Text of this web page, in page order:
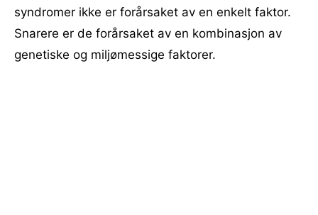
syndromer ikke er forårsaket av en enkelt faktor.
Snarere er de forårsaket av en kombinasjon av
genetiske og miljømessige faktorer.